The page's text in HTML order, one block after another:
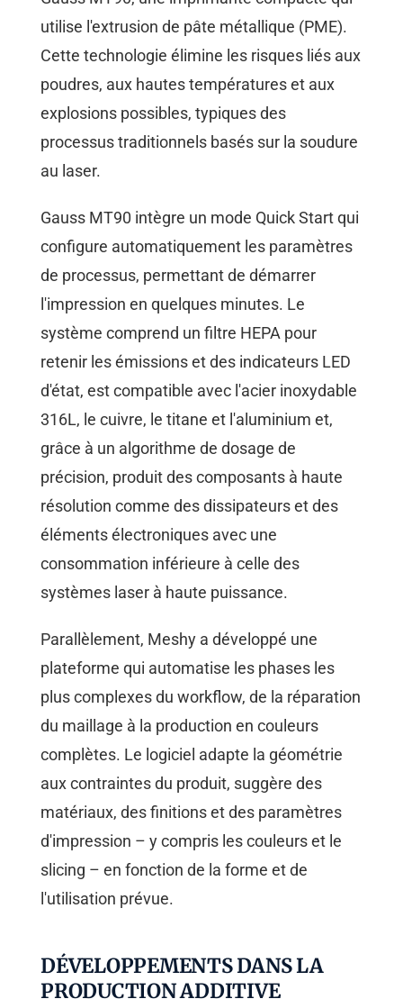
utilise l'extrusion de pâte métallique (PME).
Cette technologie élimine les risques liés aux
poudres, aux hautes températures et aux
explosions possibles, typiques des
processus traditionnels basés sur la soudure
au laser.
Gauss MT90 intègre un mode Quick Start qui
configure automatiquement les paramètres
de processus, permettant de démarrer
l'impression en quelques minutes. Le
système comprend un filtre HEPA pour
retenir les émissions et des indicateurs LED
d'état, est compatible avec l'acier inoxydable
316L, le cuivre, le titane et l'aluminium et,
grâce à un algorithme de dosage de
précision, produit des composants à haute
résolution comme des dissipateurs et des
éléments électroniques avec une
consommation inférieure à celle des
systèmes laser à haute puissance.
Parallèlement, Meshy a développé une
plateforme qui automatise les phases les
plus complexes du workflow, de la réparation
du maillage à la production en couleurs
complètes. Le logiciel adapte la géométrie
aux contraintes du produit, suggère des
matériaux, des finitions et des paramètres
d'impression – y compris les couleurs et le
slicing – en fonction de la forme et de
l'utilisation prévue.
DÉVELOPPEMENTS DANS LA
PRODUCTION ADDITIVE